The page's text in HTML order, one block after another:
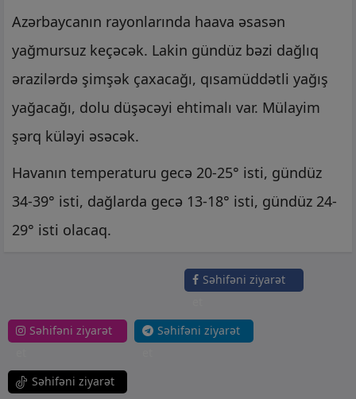
Azərbaycanın rayonlarında haava əsasən
yağmursuz keçəcək. Lakin gündüz bəzi dağlıq
ərazilərdə şimşək çaxacağı, qısamüddətli yağış
yağacağı, dolu düşəcəyi ehtimalı var. Mülayim
şərq küləyi əsəcək.
Havanın temperaturu gecə 20-25° isti, gündüz
34-39° isti, dağlarda gecə 13-18° isti, gündüz 24-
29° isti olacaq.
Səhifəni ziyarət
Səhifəni ziyarət
Səhifəni ziyarət
Səhifəni ziyarət